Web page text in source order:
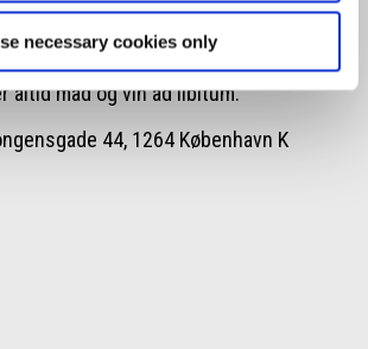
necessary cookies only
fast lav pris møde op kl. 13 den første
og smage på restaurantens
kommer leverandører og fortæller om
altid mad og vin ad libitum.
44, 1264 København K